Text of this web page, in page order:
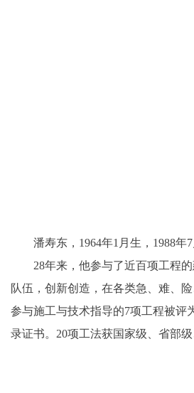
潘寿东，1964年1月生，1988
28年来，他参与了近百项工程
队伍，创新创造，在各类急、难、
参与施工与技术指导的7项工程被评
录证书。20项工法获国家级、省部级